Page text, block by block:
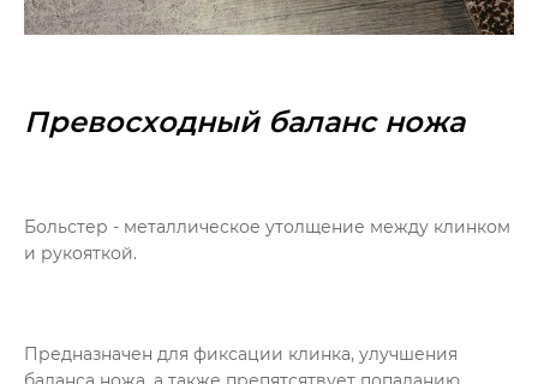
Превосходный баланс ножа
Больстер - металлическое утолщение между клинком
и рукояткой.
Предназначен для фиксации клинка, улучшения